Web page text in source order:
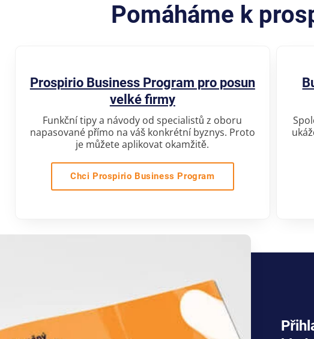
Pomáháme k
Prospirio Business Program pro posun
velké firmy
Funkční tipy a návody od specialistů z oboru
napasované přímo na váš konkrétní byznys. Proto
je můžete aplikovat okamžitě.
Chci Prospirio Business Program